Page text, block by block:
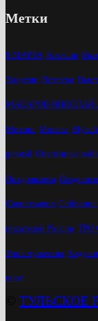
Метки
8 МАРТА Алексин
Ходулин Встреча
МАКАРОВ НИКОЛАЙ
Митинг Москва Музей
речкой Опалённые
Поздравляем
Савостьянов Собрание
писателей России ТРО
Урок мужества
поэт
ТУЛЬСКОЕ